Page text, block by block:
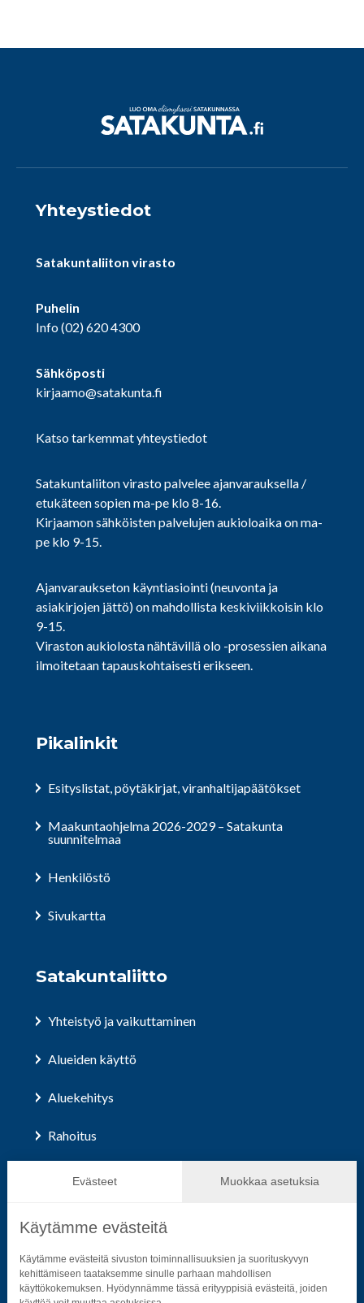
Evästeet Muokkaa asetuksia
Käytämme evästeitä
Käytämme evästeitä sivuston toiminnallisuuksien ja suorituskyvyn
kehittämiseen taataksemme sinulle parhaan mahdollisen
käyttökokemuksen. Hyödynnämme tässä erityyppisiä evästeitä, joiden
Yhteystiedot
Satakuntaliiton virasto
Puhelin
Info(02) 620 4300
Sähköposti
kirjaamo@satakunta.fi
Katso tarkemmat yhteystiedot
Satakuntaliiton virasto palvelee ajanvarauksella /
etukäteen sopien ma-pe klo 8-16.
Kirjaamon sähköisten palvelujen aukioloaika on ma-
pe klo 9-15.
Ajanvaraukseton käyntiasiointi (neuvonta ja
asiakirjojen jättö) on mahdollista keskiviikkoisin klo
9-15.
Viraston aukiolosta nähtävillä olo -prosessien aikana
ilmoitetaan tapauskohtaisesti erikseen.
Pikalinkit
Esityslistat, pöytäkirjat, viranhaltijapäätökset
Maakuntaohjelma 2026-2029 – Satakunta
suunnitelmaa
Henkilöstö
Sivukartta
Satakuntaliitto
Yhteistyö ja vaikuttaminen
Alueiden käyttö
Aluekehitys
Rahoitus
Hallinto ja päätöksenteko
Seuraa sosiaalisessa mediassa
Neliön mallinen ikoni, joka kuvastaa f-kirjainta.
Neliön mallinen ikoni, joka kuvastaa f-kirjainta.
Neliön mallinen ikoni, joka kuvastaa
Neliön mallinen ikoni, jonka
Neliön mallinen ikoni,
Neliön mallinen